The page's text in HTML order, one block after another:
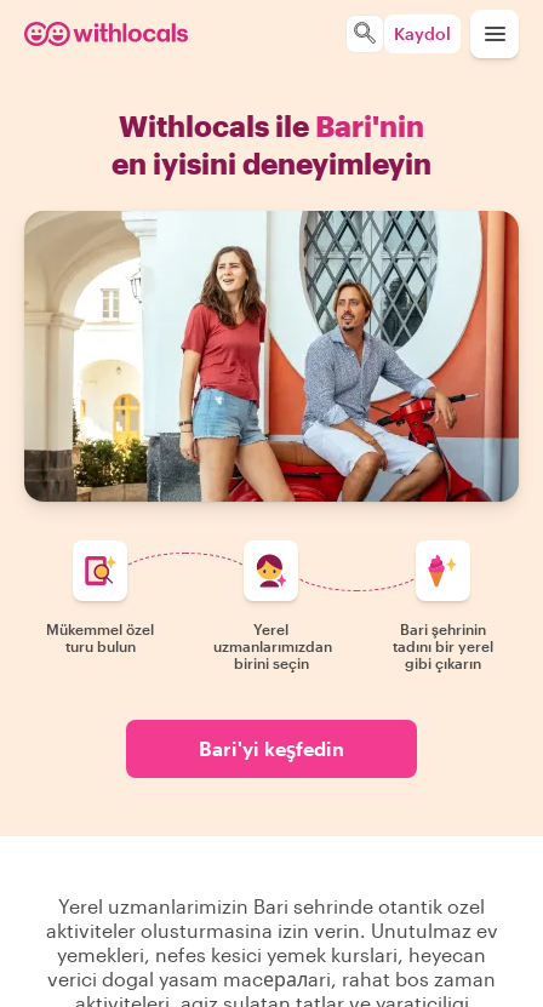
Kaydol
Withlocals ile Bari'nin
en iyisini deneyimleyin
Mükemmel özel
turu bulun
Yerel
uzmanlarımızdan
birini seçin
Bari şehrinin
tadını bir yerel
gibi çıkarın
Bari'yi keşfedin
Yerel uzmanlarimizin Bari sehrinde otantik ozel
aktiviteler olusturmasina izin verin. Unutulmaz ev
yemekleri, nefes kesici yemek kurslari, heyecan
verici dogal yasam macералari, rahat bos zaman